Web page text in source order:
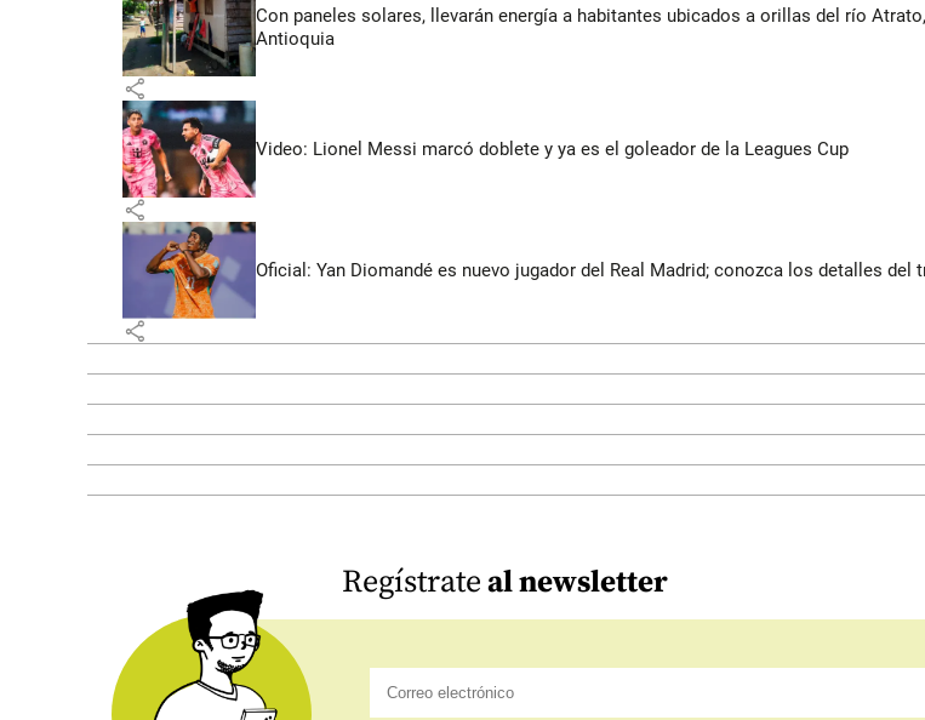
Con paneles solares, llevarán energía a habitantes ubicados a orillas del río
Antioquia
share
Video: Lionel Messi marcó doblete y ya es el goleador de la Leagues Cup
share
Oficial: Yan Diomandé es nuevo jugador del Real Madrid; conozca los detalles del
share
Regístrateal newsletter